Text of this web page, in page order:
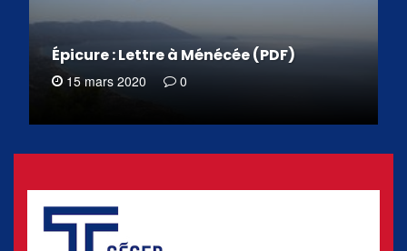
Épicure : Lettre à Ménécée (PDF)
15 mars 2020 0